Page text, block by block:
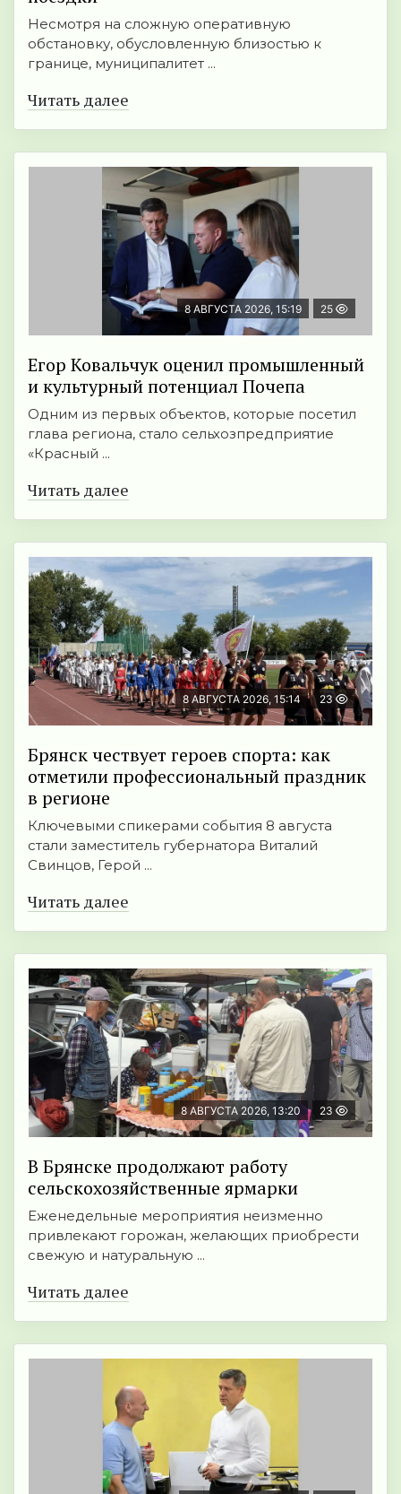
Несмотря на сложную оперативную
обстановку, обусловленную близостью к
границе, муниципалитет ...
Читать далее
8 АВГУСТА 2026, 15:19 25
Егор Ковальчук оценил промышленный
и культурный потенциал Почепа
Одним из первых объектов, которые посетил
глава региона, стало сельхозпредприятие
«Красный ...
Читать далее
8 АВГУСТА 2026, 15:14 23
Брянск чествует героев спорта: как
отметили профессиональный праздник
в регионе
Ключевыми спикерами события 8 августа
стали заместитель губернатора Виталий
Свинцов, Герой ...
Читать далее
8 АВГУСТА 2026, 13:20 23
В Брянске продолжают работу
сельскохозяйственные ярмарки
Еженедельные мероприятия неизменно
привлекают горожан, желающих приобрести
свежую и натуральную ...
Читать далее